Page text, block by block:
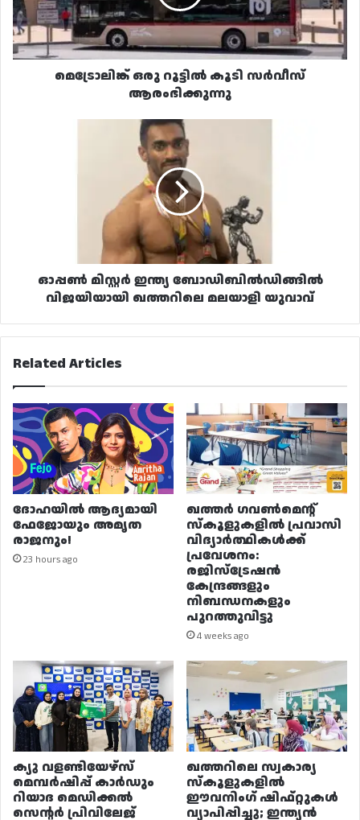
ആരംഭിക്കുന്നു
മെട്രോലിങ്ക് ഒരു റൂട്ടിൽ കൂടി സർവീസ്
ആരംഭിക്കുന്നു
ഓപ്പൺ മിസ്റ്റർ ഇന്ത്യ ബോഡിബിൽഡിങ്ങിൽ
വിജയിയായി ഖത്തറിലെ മലയാളി യുവാവ്
Related Articles
ദോഹയിൽ ആദ്യമായി
ഫേജോയും അമൃത
രാജനും!
23 hours ago
ഖത്തർ ഗവൺമെന്റ്
സ്കൂളുകളിൽ പ്രവാസി
വിദ്യാർത്ഥികൾക്ക്
പ്രവേശനം:
രജിസ്ട്രേഷൻ
കേന്ദ്രങ്ങളും
നിബന്ധനകളും
പുറത്തുവിട്ടു
4 weeks ago
ക്യു വളണ്ടിയേഴ്‌സ്
മെമ്പർഷിപ്പ് കാർഡും
റിയാദ മെഡിക്കൽ
സെന്റർ പ്രിവിലേജ്
ഖത്തറിലെ സ്വകാര്യ
സ്കൂളുകളിൽ
ഈവനിംഗ് ഷിഫ്റ്റുകൾ
വ്യാപിപ്പിച്ചു; ഇന്ത്യൻ